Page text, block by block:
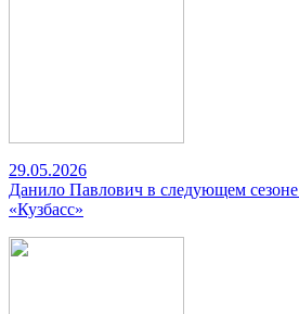
29.05.2026
Данило Павлович в следующем сезоне
«Кузбасс»